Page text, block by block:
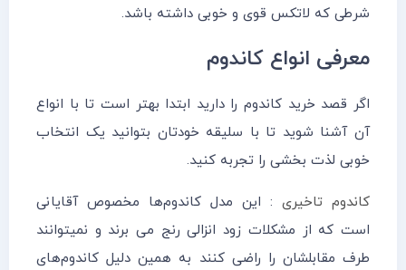
شرطی که لاتکس قوی و خوبی داشته باشد.
معرفی انواع کاندوم
اگر قصد خرید کاندوم را دارید ابتدا بهتر است تا با انواع
آن آشنا شوید تا با سلیقه خودتان بتوانید یک انتخاب
خوبی لذت بخشی را تجربه کنید.
کاندوم تاخیری : این مدل کاندوم‌ها مخصوص آقایانی
است که از مشکلات زود انزالی رنج می برند و نمیتوانند
طرف مقابلشان را راضی کنند به همین دلیل کاندوم‌های